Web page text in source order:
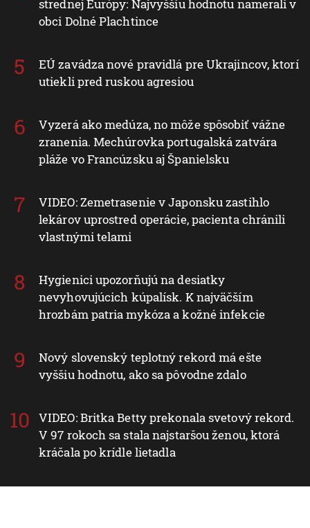
strednej Európy: Najvyššiu hodnotu namerali v
obci Dolné Plachtince
EÚ zavádza nové pravidlá pre Ukrajincov, ktorí
utiekli pred ruskou agresiou
Vyzerá ako medúza, no môže spôsobiť vážne
zranenia. Mechúrovka portugalská zatvára
pláže vo Francúzsku aj Španielsku
VIDEO: Zemetrasenie v Japonsku zastihlo
lekárov uprostred operácie, pacienta chránili
vlastnými telami
Hygienici upozorňujú na desiatky
nevyhovujúcich kúpalísk. K najväčším
hrozbám patria mykóza a kožné infekcie
Nový slovenský teplotný rekord má ešte
vyššiu hodnotu, ako sa pôvodne zdalo
VIDEO: Britka Betty prekonala svetový rekord.
V 97 rokoch sa stala najstaršou ženou, ktorá
kráčala po krídle lietadla